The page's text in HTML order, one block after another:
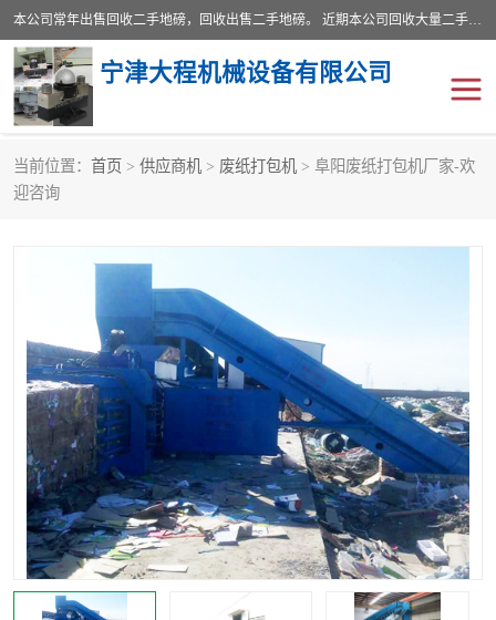
本公司常年出售回收二手地磅，回收出售二手地磅。 近期本公司回收大量二手地磅，型号齐全，宽度从2米到3.5米，长度5米到25米，承重吨位从10到200吨，成色7—9成新。 ? 使用年限6个月至2年，产品来源于个人闲置品，工矿企业停用品，因小换大而来。 精准度和新的一样， 二手地磅是内行人的选择，打个电话就省钱朋友您好等什么
宁津大程机械设备有限公司
当前位置： 首页 > 供应商机 > 废纸打包机 > 阜阳废纸打包机厂家-欢
迎咨询
地磅
废纸打包机
装载机电子秤 输送机
半自动输送机 全自动输送机
冷却塔 食品螺旋塔
撕碎机 木材撕碎机
塑料撕碎机 金属撕碎机